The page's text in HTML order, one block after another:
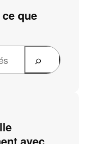
que